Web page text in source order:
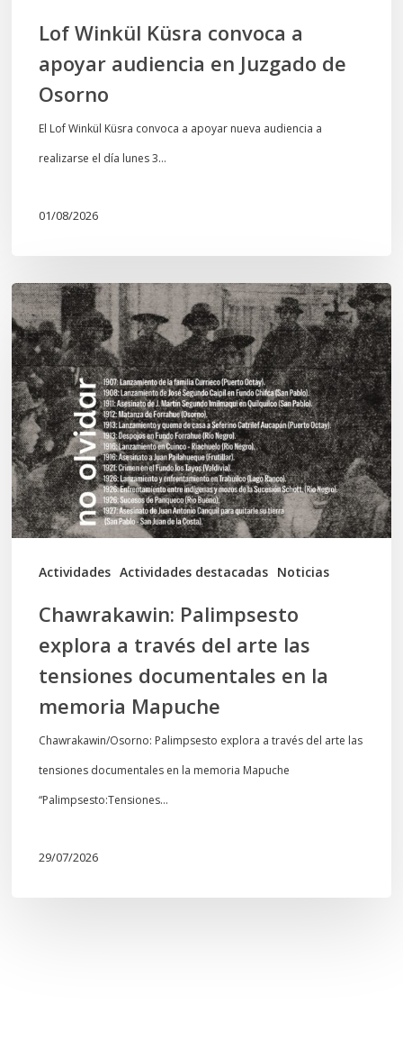
Lof Winkül Küsra convoca a
apoyar audiencia en Juzgado de
Osorno
El Lof Winkül Küsra convoca a apoyar nueva audiencia a
realizarse el día lunes 3…
01/08/2026
Actividades Actividades destacadas Noticias
Chawrakawin:
Palimpsesto
explora
a
través
del
arte
las
tensiones
documentales
memoria
Mapuche
Chawrakawin: Palimpsesto
explora a través del arte las
tensiones documentales en la
memoria Mapuche
Chawrakawin/Osorno: Palimpsesto explora a través del arte las
tensiones documentales en la memoria Mapuche
“Palimpsesto:Tensiones…
29/07/2026